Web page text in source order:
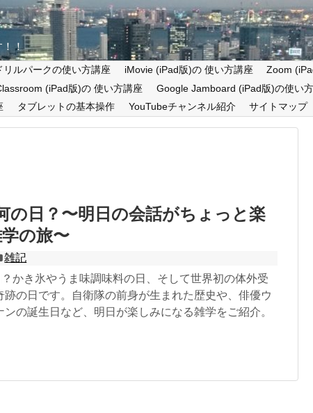
！
リルパークの使い方講座 iMovie (iPad版)の 使い方講座
Zoom
(iPad版)の 使い方講座 Google Jamboard (iPad版)の使い
タブレットの基本操作 YouTubeチャンネル紹介 サイトマップ
の日？〜明日の会話がちょっと楽
の旅〜
雑記
かき氷やうま味調味料の日、そして世界初の体外受
跡の日です。自衛隊の前身が生まれた歴史や、俳優ウ
ンの誕生日など、明日が楽しみになる雑学をご紹介。